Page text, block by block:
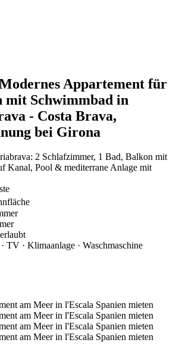
Appartement für
mit Schwimmbad in
- Costa Brava,
bei Girona
2 Schlafzimmer, 1 Bad, Balkon mit
Kanal, Pool & mediterrane Anlage mit
TV · Klimaanlage · Waschmaschine